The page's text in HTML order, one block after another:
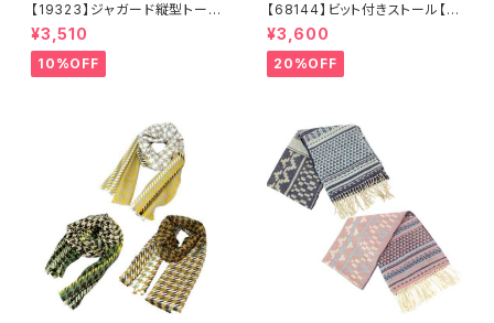
【19323】ジャガード縦型トート
【送料無料】トレンド トートバッ
グ ジャガードバッグ ジャガー
ド生地 花柄 グレーベージ
ュ アイボリー ライトグレー
¥3,510
10%OFF
【68144】ビット付きストール【送
料無料】チェック柄 大判ストー
ル チェックストール アイボリ
ー ベージュ レッド ネイビ
ー フリンジ マフラー ひざ
¥3,600
20%OFF